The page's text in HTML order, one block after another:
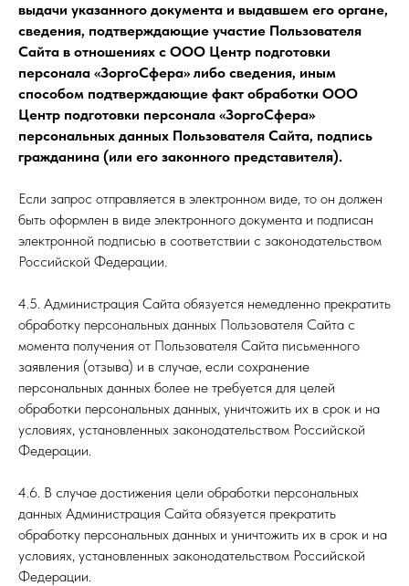
выдачи указанного документа и выдавшем его органе,
сведения, подтверждающие участие Пользователя
Сайта в отношениях с ООО Центр подготовки
персонала «ЗоргоСфера» либо сведения, иным
способом подтверждающие факт обработки ООО
Центр подготовки персонала «ЗоргоСфера»
персональных данных Пользователя Сайта, подпись
гражданина (или его законного представителя).
Если запрос отправляется в электронном виде, то он должен
быть оформлен в виде электронного документа и подписан
электронной подписью в соответствии с законодательством
Российской Федерации.
4.5. Администрация Сайта обязуется немедленно прекратить
обработку персональных данных Пользователя Сайта с
момента получения от Пользователя Сайта письменного
заявления (отзыва) и в случае, если сохранение
персональных данных более не требуется для целей
обработки персональных данных, уничтожить их в срок и на
условиях, установленных законодательством Российской
Федерации.
4.6. В случае достижения цели обработки персональных
данных Администрация Сайта обязуется прекратить
обработку персональных данных и уничтожить их в срок и на
условиях, установленных законодательством Российской
Федерации.